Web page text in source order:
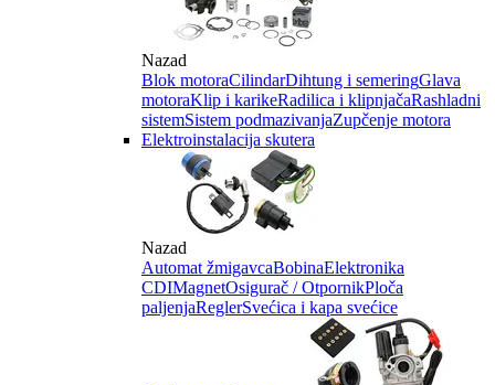
Nazad
Blok motoraCilindarDihtung i semeringGlava
motoraKlip i karikeRadilica i klipnjačaRashladni
sistemSistem podmazivanjaZupčenje motora
Elektroinstalacija skutera
Nazad
Automat žmigavcaBobinaElektronika
CDIMagnetOsigurač / OtpornikPloča
paljenjaReglerSvećica i kapa svećice